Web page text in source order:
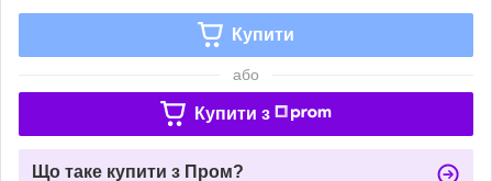
Купити
або
Купити з
Що таке купити з Пром?